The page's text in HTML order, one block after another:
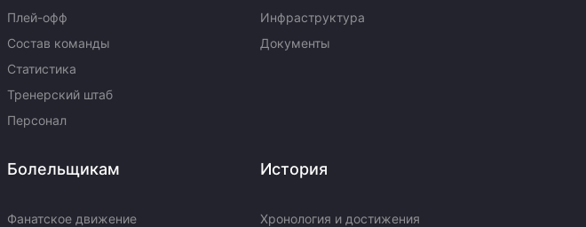
Плей-офф
Состав команды
Статистика
Тренерский штаб
Персонал
Инфраструктура
Документы
Болельщикам
Фанатское движение
История
Хронология и достижения